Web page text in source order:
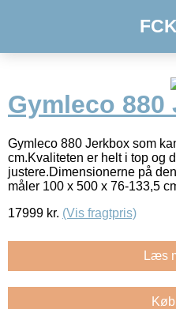
Gymleco 880
Gymleco 880 Jerkbox som
cm.Kvaliteten er helt i top og
justere.Dimensionerne på
måler 100 x 500 x 76-133,5
17999 kr. (Vis fragtpris)
Læs